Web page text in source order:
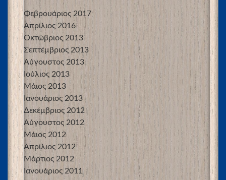
Φεβρουάριος 2017
Απρίλιος 2016
Οκτώβριος 2013
Σεπτέμβριος 2013
Αύγουστος 2013
Ιούλιος 2013
Μάιος 2013
Ιανουάριος 2013
Δεκέμβριος 2012
Αύγουστος 2012
Μάιος 2012
Απρίλιος 2012
Μάρτιος 2012
Ιανουάριος 2011